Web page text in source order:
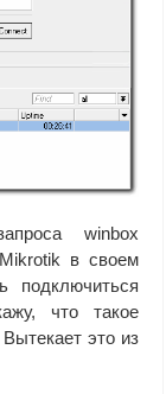
winbox
в своем
подключиться
что такое
это из